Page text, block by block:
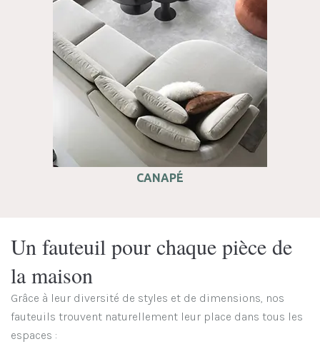
CANAPÉ
Un fauteuil pour chaque pièce de
la maison
Grâce à leur diversité de styles et de dimensions, nos
fauteuils trouvent naturellement leur place dans tous les
espaces :